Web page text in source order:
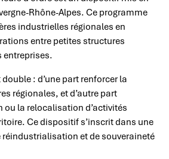
Rhône-Alpes. Ce programme
industrielles régionales en
entre petites structures
entreprises.
: d’une part renforcer la
régionales, et d’autre part
ou la relocalisation d’activités
Ce dispositif s’inscrit dans une
réindustrialisation et de souveraineté